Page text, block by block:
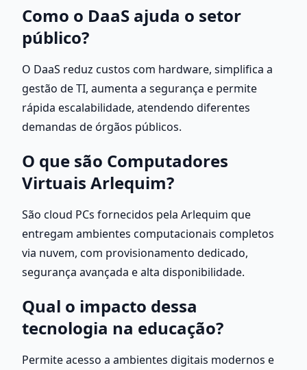
Como o DaaS ajuda o setor
público?
O DaaS reduz custos com hardware, simplifica a
gestão de TI, aumenta a segurança e permite
rápida escalabilidade, atendendo diferentes
demandas de órgãos públicos.
O que são Computadores
Virtuais Arlequim?
São cloud PCs fornecidos pela Arlequim que
entregam ambientes computacionais completos
via nuvem, com provisionamento dedicado,
segurança avançada e alta disponibilidade.
Qual o impacto dessa
tecnologia na educação?
Permite acesso a ambientes digitais modernos e